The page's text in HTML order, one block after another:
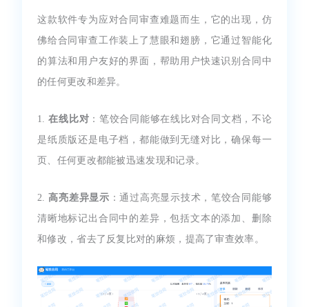
这款软件专为应对合同审查难题而生，它的出现，仿
佛给合同审查工作装上了慧眼和翅膀，它通过智能化
的算法和用户友好的界面，帮助用户快速识别合同中
的任何更改和差异。
1.在线比对 ：笔饺合同能够在线比对合同文档，不论
是纸质版还是电子档，都能做到无缝对比，确保每一
页、任何更改都能被迅速发现和记录。
2. 高亮差异显示 ：通过高亮显示技术，笔饺合同能够
清晰地标记出合同中的差异，包括文本的添加、删除
和修改，省去了反复比对的麻烦，提高了审查效率。